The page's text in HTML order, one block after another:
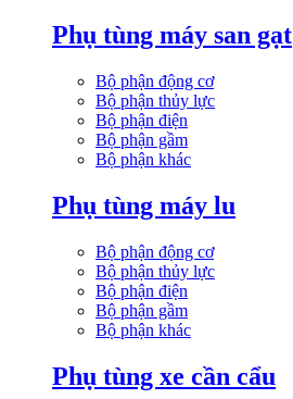
Phụ tùng máy san gạt
Bộ phận động cơ
Bộ phận thủy lực
Bộ phận điện
Bộ phận gầm
Bộ phận khác
Phụ tùng máy lu
Bộ phận động cơ
Bộ phận thủy lực
Bộ phận điện
Bộ phận gầm
Bộ phận khác
Phụ tùng xe cần cẩu